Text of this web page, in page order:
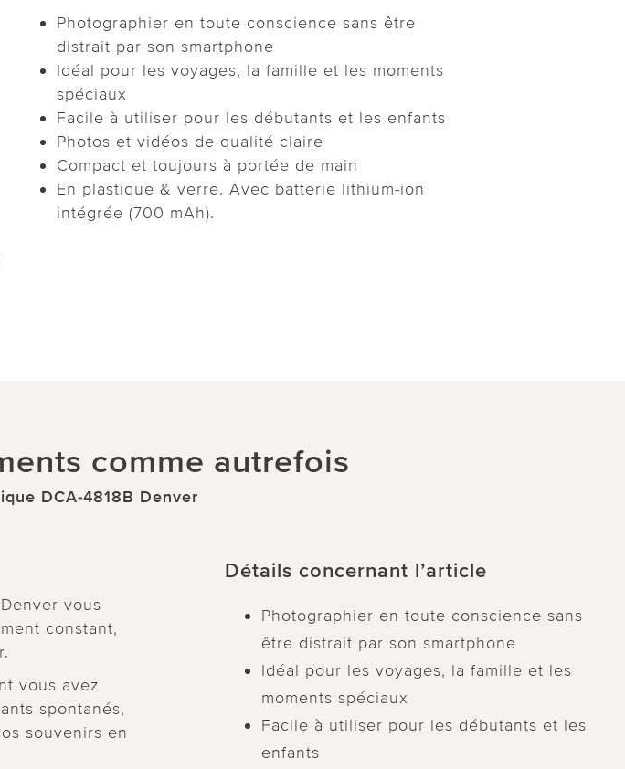
Photographier en toute conscience sans être
distrait par son smartphone
Idéal pour les voyages, la famille et les moments
spéciaux
Facile à utiliser pour les débutants et les enfants
Photos et vidéos de qualité claire
Compact et toujours à portée de main
En plastique & verre. Avec batterie lithium-ion
intégrée (700 mAh).
comme autrefois
DCA-4818B Denver
vous
constant,
vous avez
spontanés,
souvenirs en
Détails concernant l’article
Photographier en toute conscience sans
être distrait par son smartphone
Idéal pour les voyages, la famille et les
moments spéciaux
Facile à utiliser pour les débutants et les
enfants